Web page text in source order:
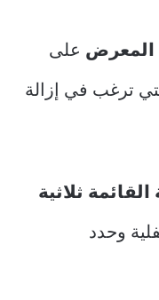
المعرض على
ترغب في إزالة
القائمة ثلاثية
وحدد